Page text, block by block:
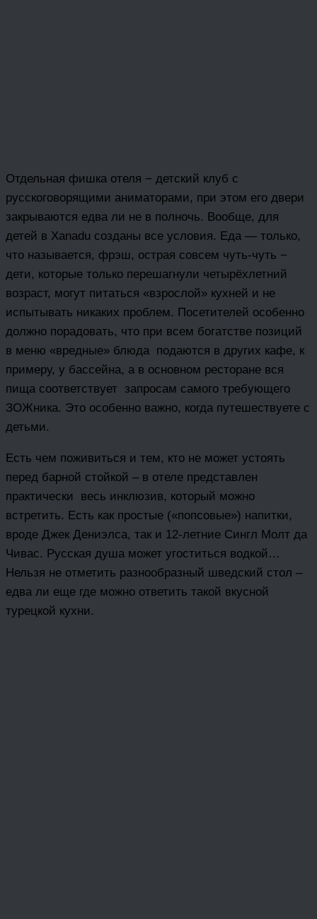
Отдельная фишка отеля − детский клуб с
русскоговорящими аниматорами, при этом его двери
закрываются едва ли не в полночь. Вообще, для
детей в Xanadu созданы все условия. Еда — только,
что называется, фрэш, острая совсем чуть-чуть −
дети, которые только перешагнули четырёхлетний
возраст, могут питаться «взрослой» кухней и не
испытывать никаких проблем. Посетителей особенно
должно порадовать, что при всем богатстве позиций
в меню «вредные» блюда подаются в других кафе, к
примеру, у бассейна, а в основном ресторане вся
пища соответствует запросам самого требующего
ЗОЖника. Это особенно важно, когда путешествуете с
детьми.
Есть чем поживиться и тем, кто не может устоять
перед барной стойкой – в отеле представлен
практически весь инклюзив, который можно
встретить. Есть как простые («попсовые») напитки,
вроде Джек Дениэлса, так и 12-летние Сингл Молт да
Чивас. Русская душа может угоститься водкой…
Нельзя не отметить разнообразный шведский стол –
едва ли еще где можно ответить такой вкусной
турецкой кухни.